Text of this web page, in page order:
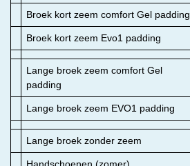
Broek kort zeem comfort Gel padding
Broek kort zeem Evo1 padding
Lange broek zeem comfort Gel
padding
Lange broek zeem EVO1 padding
Lange broek zonder zeem